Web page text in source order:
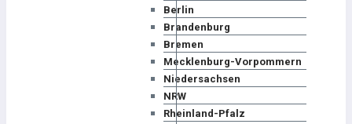
Berlin
Brandenburg
Bremen
Mecklenburg-Vorpommern
Niedersachsen
NRW
Rheinland-Pfalz